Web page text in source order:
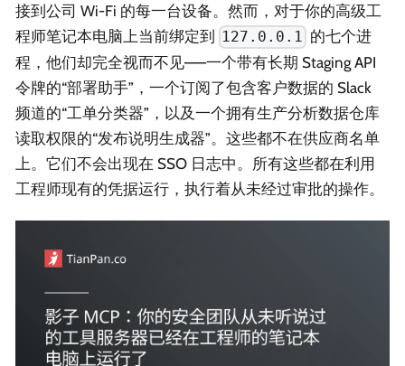
接到公司 Wi-Fi 的每一台设备。然而，对于你的高级工
程师笔记本电脑上当前绑定到 127.0.0.1 的七个进
程，他们却完全视而不见——一个带有长期 Staging API
令牌的“部署助手”，一个订阅了包含客户数据的 Slack
频道的“工单分类器”，以及一个拥有生产分析数据仓库
读取权限的“发布说明生成器”。这些都不在供应商名单
上。它们不会出现在 SSO 日志中。所有这些都在利用
工程师现有的凭据运行，执行着从未经过审批的操作。